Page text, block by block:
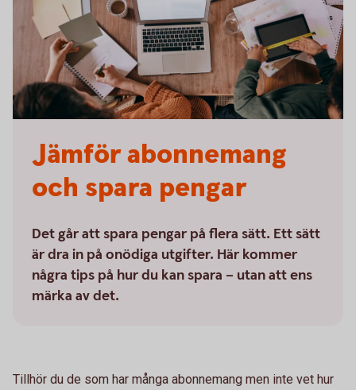
Jämför abonne­mang
och spara pengar
Det går att spara pengar på flera sätt. Ett sätt
är dra in på onödiga utgifter. Här kommer
några tips på hur du kan spara – utan att ens
märka av det.
Tillhör du de som har många abonnemang men inte vet hur